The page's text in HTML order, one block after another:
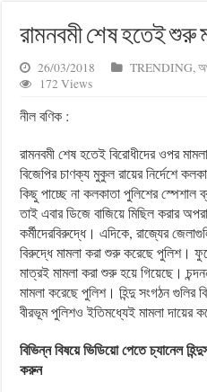
রামনবমী শেষ হতেই শুরু
26/03/2018 TRENDING,
172 Views
নীল বণিক :
রামনবমী শেষ হতেই বিরোধীদের ওপর
বিজেপির চাণক্য মুকুল রায়ের নির্দেশে
কিছু পাচ্ছে না কলকাতা পুলিশের স্পেশাল
তাই এবার ডিজে বাজিয়ে মিছিল করার
কর্মীদেরবিরুদ্ধে। এদিকে, রাজ্যের
বিরুদ্ধে মামলা করা শুরু করেছে পুলিশ।
মাত্রই মামলা করা শুরু হয়ে গিয়েছে।
মামলা করেছে পুলিশ। হিন্দু সংগঠন গুলির
বীরভূম পুলিশও ইতিমধ্যেই মামলা দায়ের
বিভিন্ন বিষয়ে ভিডিয়ো পেতে চ্যানেল
করুন